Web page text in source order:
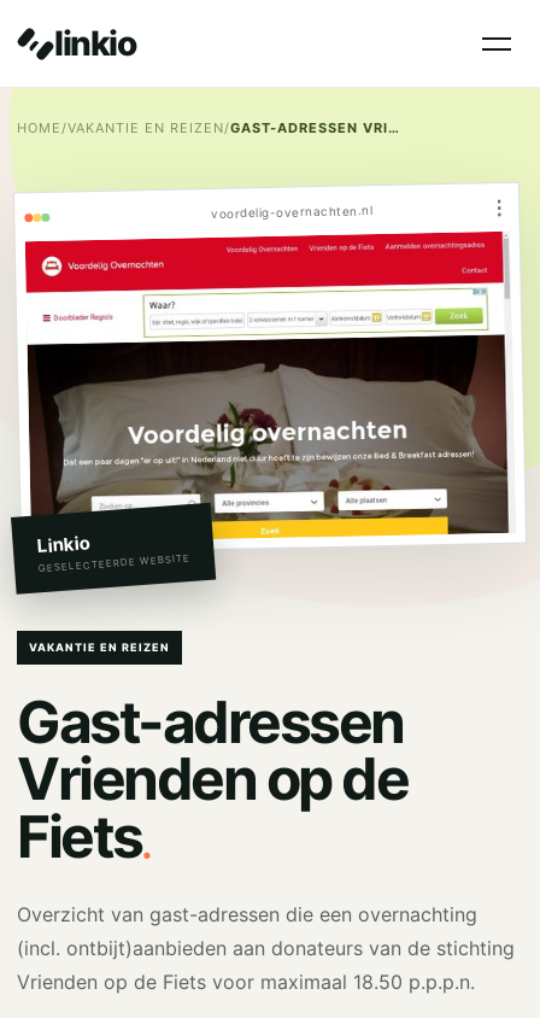
linkio
HOME/VAKANTIE EN REIZEN/ GAST-ADRESSEN VRIENDEN OP DE FIETS
voordelig-overnachten.nl ⋮
Linkio
GESELECTEERDE WEBSITE
VAKANTIE EN REIZEN
Gast-adressen
Vrienden op de
Fiets.
Overzicht van gast-adressen die een overnachting
(incl. ontbijt)aanbieden aan donateurs van de stichting
Vrienden op de Fiets voor maximaal 18.50 p.p.p.n.